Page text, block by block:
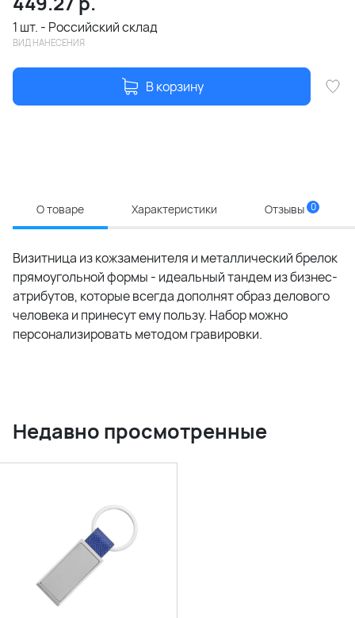
1 шт. - Российский склад
ВИД НАНЕСЕНИЯ
В корзину
О товаре Характеристики Отзывы 0
Визитница из кожзаменителя и металлический брелок
прямоугольной формы - идеальный тандем из бизнес-
атрибутов, которые всегда дополнят образ делового
человека и принесут ему пользу. Набор можно
персонализировать методом гравировки.
Недавно просмотренные